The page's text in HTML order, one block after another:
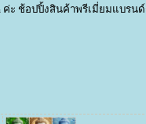
ค่ะ ช้อปปิ้งสินค้าพรีเมี่ยมแบรน